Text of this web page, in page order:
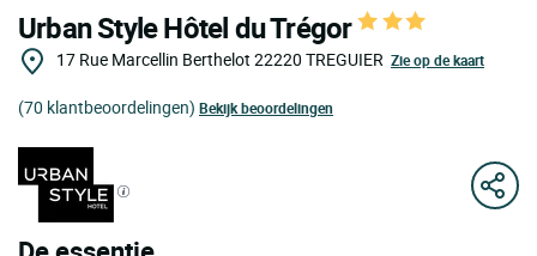
Urban Style Hôtel du Trégor
17 Rue Marcellin Berthelot 22220 TREGUIER Zie op de kaart
(70 klantbeoordelingen) Bekijk beoordelingen